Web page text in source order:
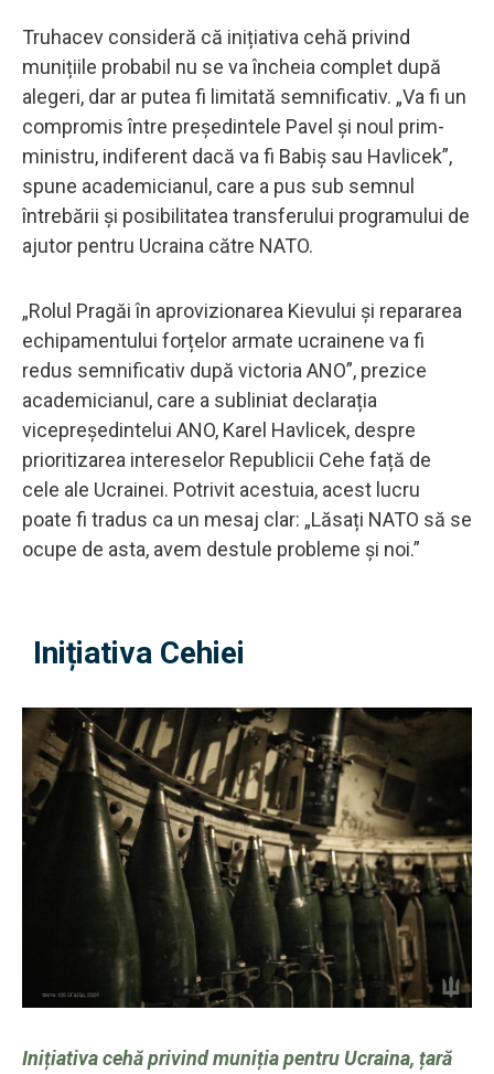
Truhacev consideră că inițiativa cehă privind
munițiile probabil nu se va încheia complet după
alegeri, dar ar putea fi limitată semnificativ. „Va fi un
compromis între președintele Pavel și noul prim-
ministru, indiferent dacă va fi Babiș sau Havlicek”,
spune academicianul, care a pus sub semnul
întrebării și posibilitatea transferului programului de
ajutor pentru Ucraina către NATO.
„Rolul Pragăi în aprovizionarea Kievului și repararea
echipamentului forțelor armate ucrainene va fi
redus semnificativ după victoria ANO”, prezice
academicianul, care a subliniat declarația
vicepreședintelui ANO, Karel Havlicek, despre
prioritizarea intereselor Republicii Cehe față de
cele ale Ucrainei. Potrivit acestuia, acest lucru
poate fi tradus ca un mesaj clar: „Lăsați NATO să se
ocupe de asta, avem destule probleme și noi.”
Inițiativa Cehiei
Inițiativa cehă privind muniția pentru Ucraina, țară